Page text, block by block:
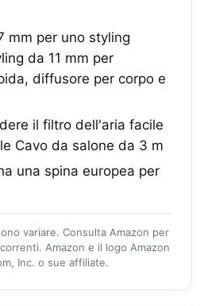
mm per uno styling
da 11 mm per
diffusore per corpo e
il filtro dell'aria facile
Cavo da salone da 3 m
una spina europea per
variare. Consulta Amazon per
Amazon e il logo Amazon
Inc. o sue affiliate.